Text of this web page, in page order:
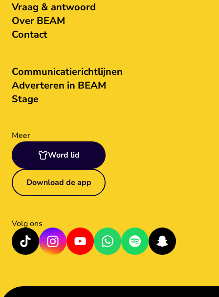
Vraag & antwoord
Over BEAM
Contact
Communicatierichtlijnen
Adverteren in BEAM
Stage
Meer
Word lid
Download de app
Volg ons